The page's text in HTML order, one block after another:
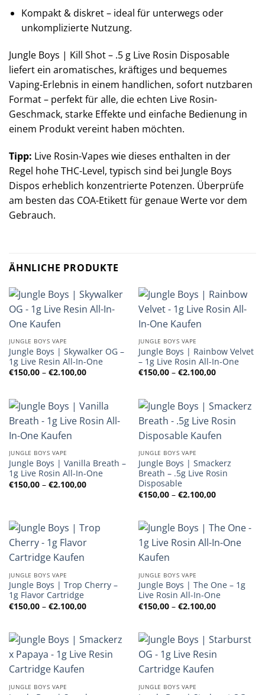
Kompakt & diskret – ideal für unterwegs oder
unkomplizierte Nutzung.
Jungle Boys | Kill Shot – .5 g Live Rosin Disposable
liefert ein aromatisches, kräftiges und bequemes
Vaping-Erlebnis in einem handlichen, sofort nutzbaren
Format – perfekt für alle, die echten Live Rosin-
Geschmack, starke Effekte und einfache Bedienung in
einem Produkt vereint haben möchten.
Tipp: Live Rosin-Vapes wie dieses enthalten in der
Regel hohe THC-Level, typisch sind bei Jungle Boys
Dispos erheblich konzentrierte Potenzen. Überprüfe
am besten das COA-Etikett für genaue Werte vor dem
Gebrauch.
ÄHNLICHE PRODUKTE
JUNGLE BOYS VAPE
Jungle Boys | Skywalker OG –
1g Live Resin All-In-One
€150,00 – €2.100,00Preisspanne:
JUNGLE BOYS VAPE
Jungle Boys | Rainbow Velvet
– 1g Live Rosin All-In-One
€150,00 – €2.100,00
JUNGLE BOYS VAPE
Jungle Boys | Vanilla Breath –
1g Live Rosin All-In-One
€150,00 – €2.100,00Preisspanne:
€150,00
JUNGLE BOYS VAPE
Jungle Boys | Smackerz
Breath – .5g Live Rosin
Disposable
€150,00 – €2.100,00
€150,00
JUNGLE BOYS VAPE
Jungle Boys | Trop Cherry –
1g Flavor Cartridge
€150,00 – €2.100,00Preisspanne:
€150,00
JUNGLE BOYS VAPE
Jungle Boys | The One – 1g
Live Rosin All-In-One
€150,00 – €2.100,00
€150,00
JUNGLE BOYS VAPE JUNGLE BOYS VAPE